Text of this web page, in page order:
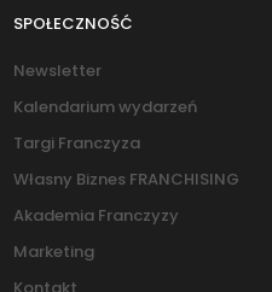
SPOŁECZNOŚĆ
Newsletter
Kalendarium wydarzeń
Targi Franczyza
Własny Biznes FRANCHISING
Akademia Franczyzy
Marketing